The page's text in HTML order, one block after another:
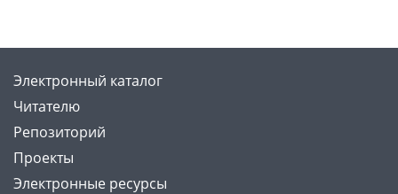
Электронный каталог
Читателю
Репозиторий
Проекты
Электронные ресурсы